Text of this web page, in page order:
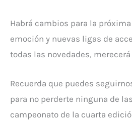
Habrá cambios para la
emoción y nuevas ligas de
todas las novedades, merecerá
Recuerda que puedes
para no perderte ninguna de
campeonato de la cuarta